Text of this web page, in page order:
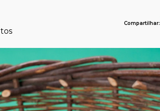
Compartilhar: